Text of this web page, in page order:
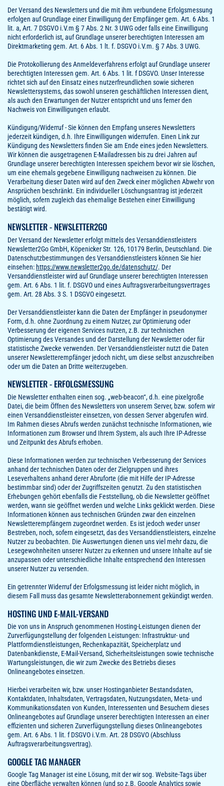
Der Versand des Newsletters und die mit ihm verbundene Erfolgsmessung
erfolgen auf Grundlage einer Einwilligung der Empfänger gem. Art. 6 Abs. 1
lit. a, Art. 7 DSGVO i.V.m § 7 Abs. 2 Nr. 3 UWG oder falls eine Einwilligung
nicht erforderlich ist, auf Grundlage unserer berechtigten Interessen am
Direktmarketing gem. Art. 6 Abs. 1 lt. f. DSGVO i.V.m. § 7 Abs. 3 UWG.
Die Protokollierung des Anmeldeverfahrens erfolgt auf Grundlage unserer
berechtigten Interessen gem. Art. 6 Abs. 1 lit. f DSGVO. Unser Interesse
richtet sich auf den Einsatz eines nutzerfreundlichen sowie sicheren
Newslettersystems, das sowohl unseren geschäftlichen Interessen dient,
als auch den Erwartungen der Nutzer entspricht und uns ferner den
Nachweis von Einwilligungen erlaubt.
Kündigung/Widerruf - Sie können den Empfang unseres Newsletters
jederzeit kündigen, d.h. Ihre Einwilligungen widerrufen. Einen Link zur
Kündigung des Newsletters finden Sie am Ende eines jeden Newsletters.
Wir können die ausgetragenen E-Mailadressen bis zu drei Jahren auf
Grundlage unserer berechtigten Interessen speichern bevor wir sie löschen,
um eine ehemals gegebene Einwilligung nachweisen zu können. Die
Verarbeitung dieser Daten wird auf den Zweck einer möglichen Abwehr von
Ansprüchen beschränkt. Ein individueller Löschungsantrag ist jederzeit
möglich, sofern zugleich das ehemalige Bestehen einer Einwilligung
bestätigt wird.
NEWSLETTER - NEWSLETTER2GO
Der Versand der Newsletter erfolgt mittels des Versanddienstleisters
Newsletter2Go GmbH, Köpenicker Str. 126, 10179 Berlin, Deutschland. Die
Datenschutzbestimmungen des Versanddienstleisters können Sie hier
einsehen: https://www.newsletter2go.de/datenschutz/. Der
Versanddienstleister wird auf Grundlage unserer berechtigten Interessen
gem. Art. 6 Abs. 1 lit. f. DSGVO und eines Auftragsverarbeitungsvertrages
gem. Art. 28 Abs. 3 S. 1 DSGVO eingesetzt.
Der Versanddienstleister kann die Daten der Empfänger in pseudonymer
Form, d.h. ohne Zuordnung zu einem Nutzer, zur Optimierung oder
Verbesserung der eigenen Services nutzen, z.B. zur technischen
Optimierung des Versandes und der Darstellung der Newsletter oder für
statistische Zwecke verwenden. Der Versanddienstleister nutzt die Daten
unserer Newsletterempfänger jedoch nicht, um diese selbst anzuschreiben
oder um die Daten an Dritte weiterzugeben.
NEWSLETTER - ERFOLGSMESSUNG
Die Newsletter enthalten einen sog. „web-beacon“, d.h. eine pixelgroße
Datei, die beim Öffnen des Newsletters von unserem Server, bzw. sofern wir
einen Versanddienstleister einsetzen, von dessen Server abgerufen wird.
Im Rahmen dieses Abrufs werden zunächst technische Informationen, wie
Informationen zum Browser und Ihrem System, als auch Ihre IP-Adresse
und Zeitpunkt des Abrufs erhoben.
Diese Informationen werden zur technischen Verbesserung der Services
anhand der technischen Daten oder der Zielgruppen und ihres
Leseverhaltens anhand derer Abruforte (die mit Hilfe der IP-Adresse
bestimmbar sind) oder der Zugriffszeiten genutzt. Zu den statistischen
Erhebungen gehört ebenfalls die Feststellung, ob die Newsletter geöffnet
werden, wann sie geöffnet werden und welche Links geklickt werden. Diese
Informationen können aus technischen Gründen zwar den einzelnen
Newsletterempfängern zugeordnet werden. Es ist jedoch weder unser
Bestreben, noch, sofern eingesetzt, das des Versanddienstleisters, einzelne
Nutzer zu beobachten. Die Auswertungen dienen uns viel mehr dazu, die
Lesegewohnheiten unserer Nutzer zu erkennen und unsere Inhalte auf sie
anzupassen oder unterschiedliche Inhalte entsprechend den Interessen
unserer Nutzer zu versenden.
Ein getrennter Widerruf der Erfolgsmessung ist leider nicht möglich, in
diesem Fall muss das gesamte Newsletterabonnement gekündigt werden.
HOSTING UND E-MAIL-VERSAND
Die von uns in Anspruch genommenen Hosting-Leistungen dienen der
Zurverfügungstellung der folgenden Leistungen: Infrastruktur- und
Plattformdienstleistungen, Rechenkapazität, Speicherplatz und
Datenbankdienste, E-Mail-Versand, Sicherheitsleistungen sowie technische
Wartungsleistungen, die wir zum Zwecke des Betriebs dieses
Onlineangebotes einsetzen.
Hierbei verarbeiten wir, bzw. unser Hostinganbieter Bestandsdaten,
Kontaktdaten, Inhaltsdaten, Vertragsdaten, Nutzungsdaten, Meta- und
Kommunikationsdaten von Kunden, Interessenten und Besuchern dieses
Onlineangebotes auf Grundlage unserer berechtigten Interessen an einer
effizienten und sicheren Zurverfügungstellung dieses Onlineangebotes
gem. Art. 6 Abs. 1 lit. f DSGVO i.V.m. Art. 28 DSGVO (Abschluss
Auftragsverarbeitungsvertrag).
GOOGLE TAG MANAGER
Google Tag Manager ist eine Lösung, mit der wir sog. Website-Tags über
eine Oberfläche verwalten können (und so z.B. Google Analytics sowie